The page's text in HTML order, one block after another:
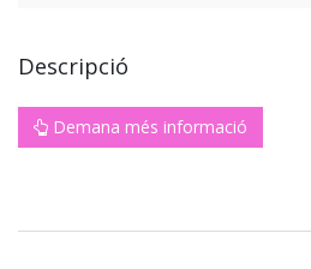
Descripció
Demana més informació